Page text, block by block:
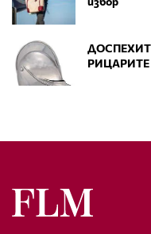
РИЦАРИТЕ